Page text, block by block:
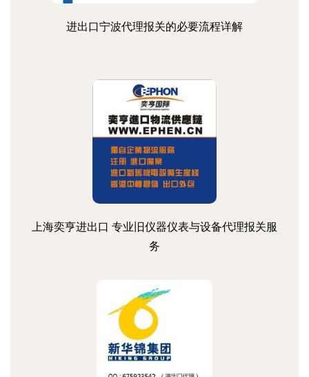
进出口宁波代理报关的必要流程详解
上海奕亨进出口 专业旧仪器仪表与设备代理报关服
务